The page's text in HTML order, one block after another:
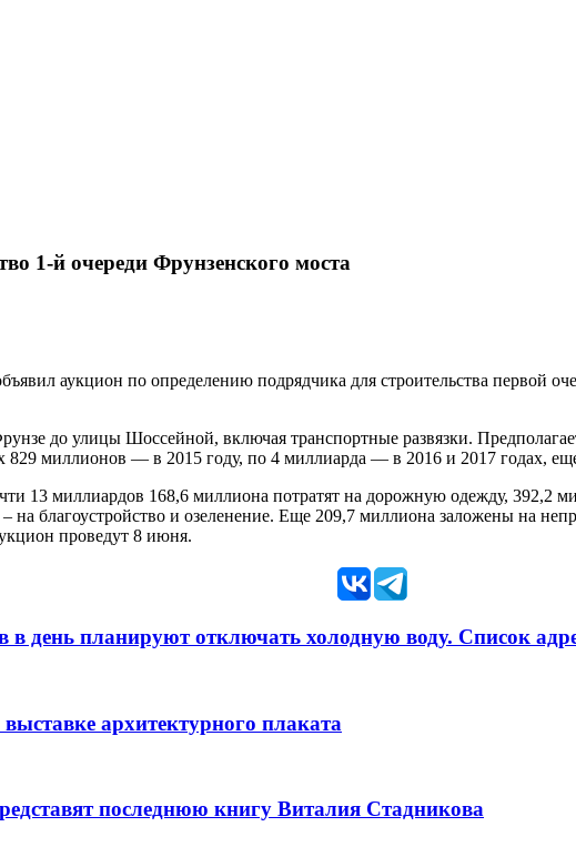
1-й очереди Фрунзенского моста
аукцион по определению подрядчика для строительства первой
до улицы Шоссейной, включая транспортные развязки.
829 миллионов — в 2015 году, по 4 миллиарда — в 2016 и 2017 годах,
13 миллиардов 168,6 миллиона потратят на дорожную одежду,
благоустройство и озеленение. Еще 209,7 миллиона заложены на
проведут 8 июня.
в день планируют отключать холодную воду. Список
архитектурного плаката
последнюю книгу Виталия Стадникова